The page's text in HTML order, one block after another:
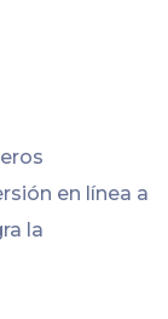
en línea a
la